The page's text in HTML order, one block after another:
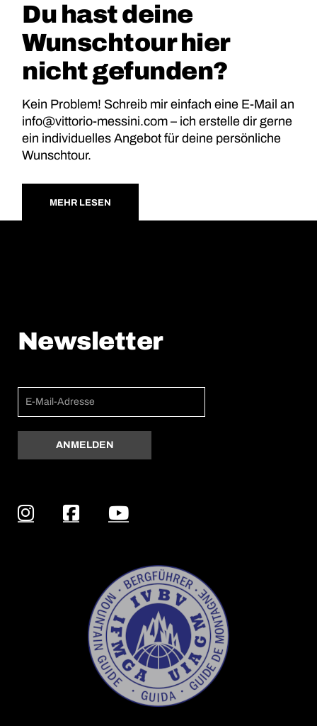
Du hast deine
Wunschtour hier
nicht gefunden?
Kein Problem! Schreib mir einfach eine E-Mail an
info@vittorio-messini.com – ich erstelle dir gerne
ein individuelles Angebot für deine persönliche
Wunschtour.
MEHR LESEN
Newsletter